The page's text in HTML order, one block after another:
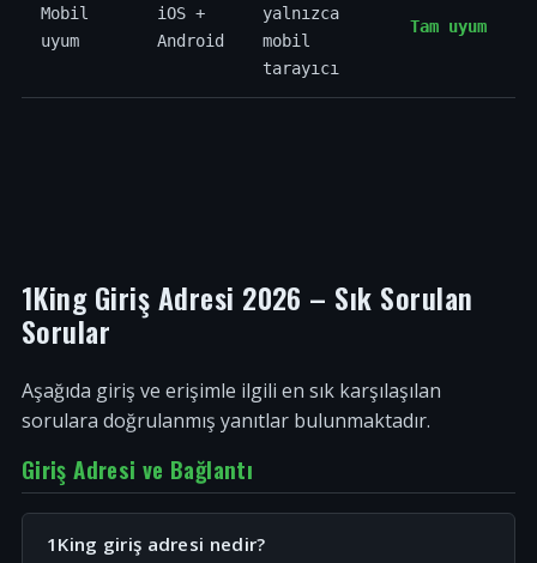
Mobil
uyum
iOS +
Android
yalnızca
mobil
tarayıcı
Tam uyum
1King Giriş Adresi 2026 – Sık Sorulan
Sorular
Aşağıda giriş ve erişimle ilgili en sık karşılaşılan
sorulara doğrulanmış yanıtlar bulunmaktadır.
Giriş Adresi ve Bağlantı
1King giriş adresi nedir?